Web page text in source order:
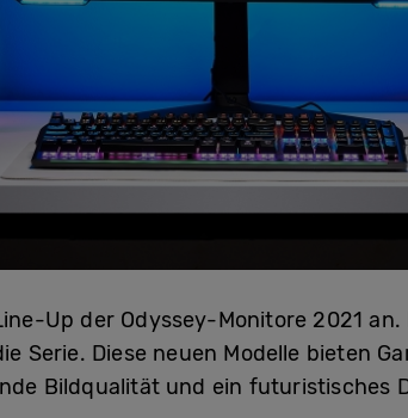
Up der Odyssey-Monitore 2021 an.
Serie. Diese neuen Modelle bieten
Bildqualität und ein futuristisches